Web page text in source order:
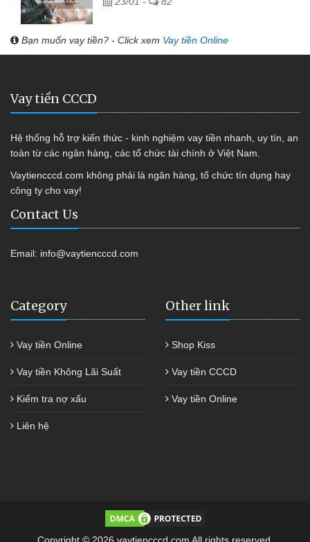
Bạn muốn vay tiền? - Click xem Vay tiền Online
Vay tiền CCCD
Hệ thống hỗ trợ kiến thức - kinh nghiệm vay tiền nhanh, uy tín, an
toàn từ các ngân hàng, các tổ chức tài chính ở Việt Nam.
Vaytiencccd.com không phải là ngân hàng, tổ chức tín dụng hay
công ty cho vay!
Contact Us
Email: info@vaytiencccd.com
Category
Vay tiền Online
Vay tiền Không Lãi Suất
Kiểm tra nợ xấu
Liên hệ
Other link
Shop Kiss
Vay tiền CCCD
Vay tiền Online